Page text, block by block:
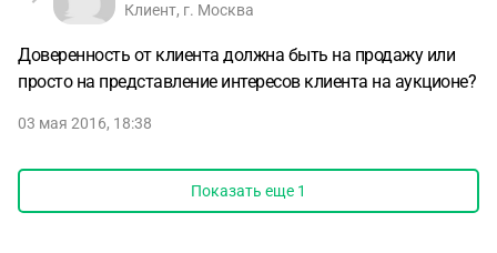
Клиент, г. Москва
Доверенность от клиента должна быть на продажу или
просто на представление интересов клиента на аукционе?
03 мая 2016, 18:38
Показать еще 1